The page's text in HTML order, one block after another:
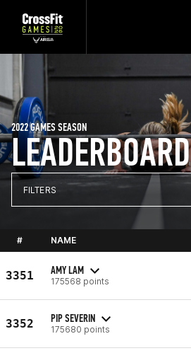
LEADERBOARD
2022 GAMES SEASON
FILTERS
# NAME
3351 AMY LAM
175568 points
3352 PIP SEVERIN
175680 points